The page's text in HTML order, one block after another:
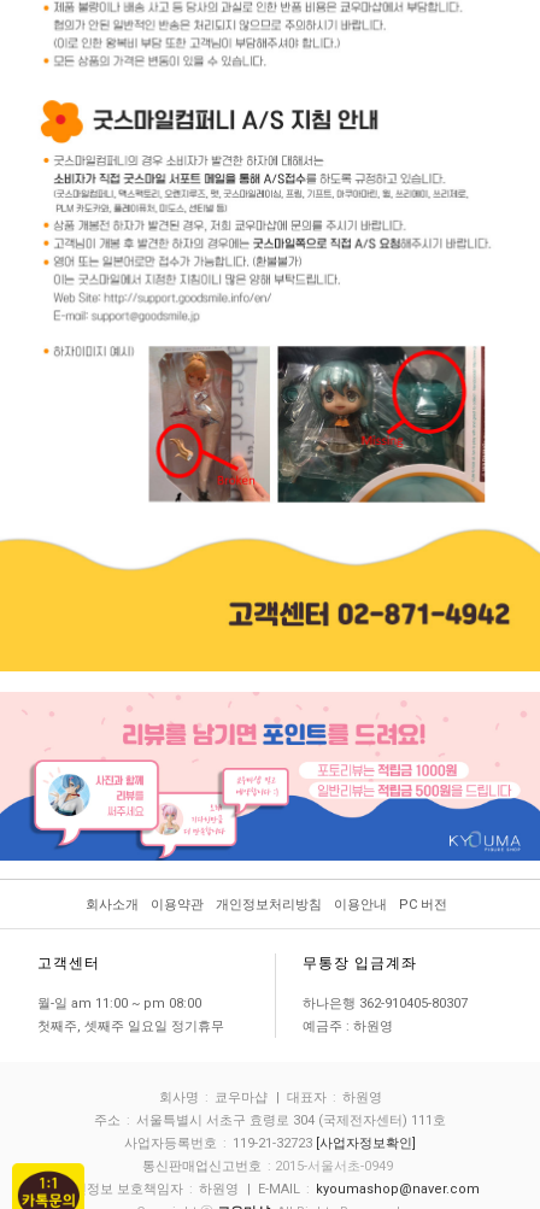
회사소개 이용약관 개인정보처리방침 이용안내 PC 버전
고객센터
월-일 am 11:00 ~ pm 08:00
첫째주, 셋째주 일요일 정기휴무
무통장 입금계좌
하나은행 362-910405-80307
예금주 : 하원영
회사명 : 쿄우마샵 | 대표자 : 하원영
주소 : 서울특별시 서초구 효령로 304 (국제전자센터) 111호
사업자등록번호 : 119-21-32723 [사업자정보확인]
통신판매업신고번호 : 2015-서울서초-0949
개인정보 보호책임자 : 하원영 | E-MAIL :
kyoumashop@naver.com